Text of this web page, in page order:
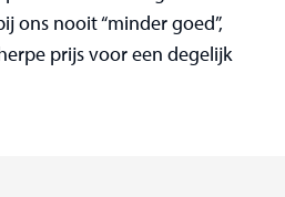
ons nooit “minder goed”,
prijs voor een degelijk